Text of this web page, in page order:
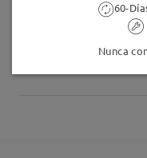
60-
Nunca